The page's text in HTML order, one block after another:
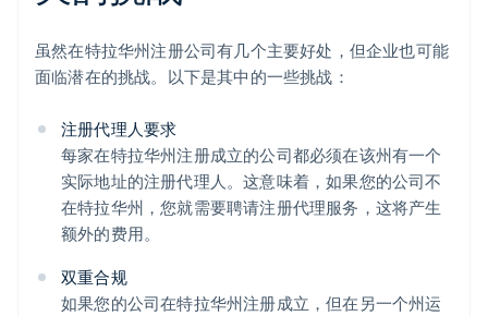
虽然在特拉华州注册公司有几个主要好处，但企业也可能
面临潜在的挑战。以下是其中的一些挑战：
注册代理人要求
每家在特拉华州注册成立的公司都必须在该州有一个
实际地址的注册代理人。这意味着，如果您的公司不
在特拉华州，您就需要聘请注册代理服务，这将产生
额外的费用。
双重合规
如果您的公司在特拉华州注册成立，但在另一个州运